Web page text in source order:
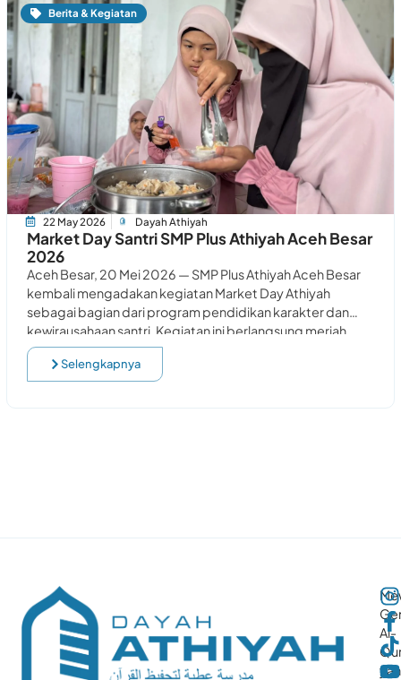
Berita & Kegiatan
22 May 2026 Dayah Athiyah
Market Day Santri SMP Plus Athiyah Aceh Besar
2026
Aceh Besar, 20 Mei 2026 — SMP Plus Athiyah Aceh Besar
kembali mengadakan kegiatan Market Day Athiyah
sebagai bagian dari program pendidikan karakter dan
kewirausahaan santri. Kegiatan ini berlangsung meriah
Selengkapnya
Al-